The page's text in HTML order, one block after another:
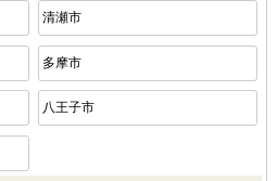
清瀬市
多摩市
八王子市